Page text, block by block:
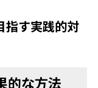
指す実践的対
的な方法